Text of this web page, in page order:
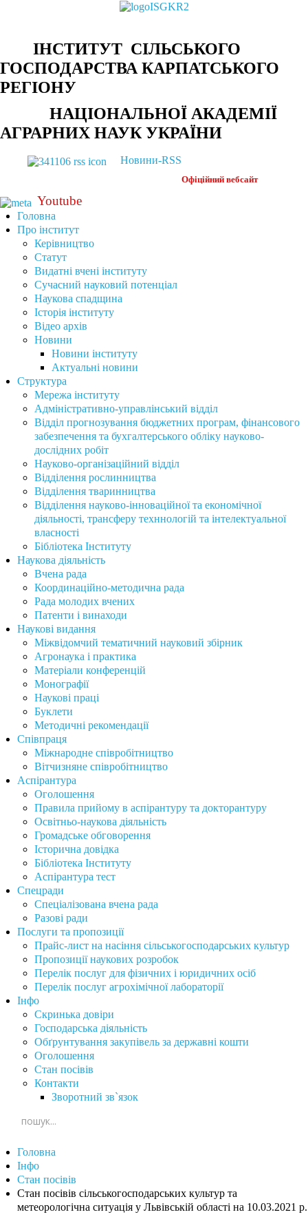
ІНСТИТУТ СІЛЬСЬКОГО
ГОСПОДАРСТВА КАРПАТСЬКОГО
РЕГІОНУ
НАЦІОНАЛЬНОЇ АКАДЕМІЇ
АГРАРНИХ НАУК УКРАЇНИ
Новини-RSS
Офіційний вебсайт
Youtube
Головна
Про інститут
Керівництво
Статут
Видатні вчені інституту
Сучасний науковий потенціал
Наукова спадщина
Історія інституту
Відео архів
Новини
Новини інституту
Актуальні новини
Структура
Мережа інституту
Адміністративно-управлінський відділ
Відділ прогнозування бюджетних програм, фінансового
забезпечення та бухгалтерського обліку науково-
дослідних робіт
Науково-організаційний відділ
Відділення рослинництва
Відділення тваринництва
Відділення науково-інноваційної та економічної
діяльності, трансферу техннологій та інтелектуальної
власності
Бібліотека Інституту
Наукова діяльність
Вчена рада
Координаційно-методична рада
Рада молодих вчених
Патенти і винаходи
Наукові видання
Міжвідомчий тематичний науковий збірник
Агронаука і практика
Матеріали конференцій
Монографії
Наукові праці
Буклети
Методичні рекомендації
Співпраця
Міжнародне співробітництво
Вітчизняне співробітництво
Аспірантура
Оголошення
Правила прийому в аспірантуру та докторантуру
Освітньо-наукова діяльність
Громадське обговорення
Історична довідка
Бібліотека Інституту
Аспірантура тест
Спецради
Спеціалізована вчена рада
Разові ради
Послуги та пропозиції
Прайс-лист на насіння сільськогосподарських культур
Пропозиції наукових розробок
Перелік послуг для фізичних і юридичних осіб
Перелік послуг агрохімічної лабораторії
Інфо
Скринька довіри
Господарська діяльність
Обґрунтування закупівель за державні кошти
Оголошення
Стан посівів
Контакти
Зворотний зв`язок
Головна
Інфо
Стан посівів
Стан посівів сільськогосподарських культур та
метеорологічна ситуація у Львівській області на 10.03.2021 р.